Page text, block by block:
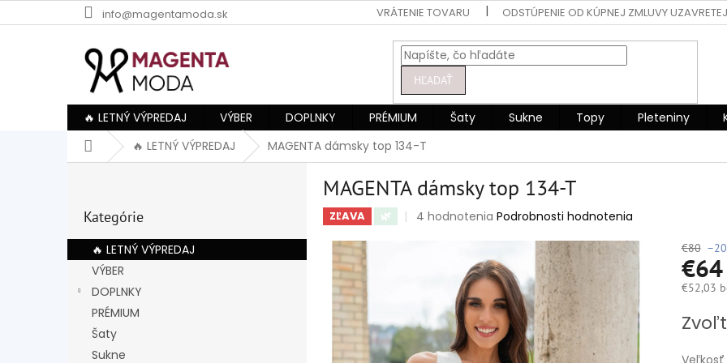
na
info@magentamoda.sk VRÁTENIE TOVARU ODSTÚPENIE OD KÚPNEJ ZMLUVY UZAVRETEJ
HĽADAŤ
🔥 LETNÝ VÝPREDAJ VÝBER DOPLNKY PRÉMIUM Šaty Sukne Topy Pleteniny
Domov🔥 LETNÝ VÝPREDAJ MAGENTA dámsky top 134-T
ý
p
kategórie
Kategórie
🔥 LETNÝ VÝPREDAJ
VÝBER
DOPLNKY
PRÉMIUM
Šaty
Sukne
MAGENTA dámsky top 134-T
ZĽAVA 🌿
Priemerné
hviezdičiek.
4 hodnotenia Podrobnosti hodnotenia
€80
€64
€52,03
cena: